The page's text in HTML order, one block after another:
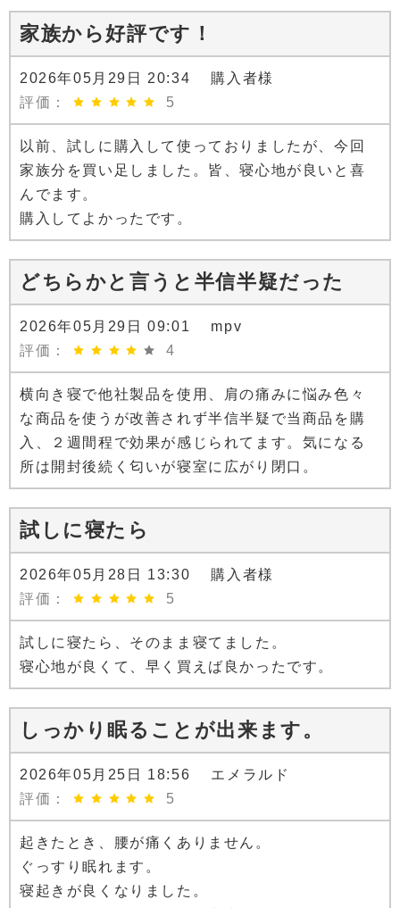
家族から好評です！
2026年05月29日 20:34 購入者様
評価：
5
以前、試しに購入して使っておりましたが、今回
家族分を買い足しました。皆、寝心地が良いと喜
んでます。
購入してよかったです。
どちらかと言うと半信半疑だった
2026年05月29日 09:01 mpv
評価：
4
横向き寝で他社製品を使用、肩の痛みに悩み色々
な商品を使うが改善されず半信半疑で当商品を購
入、２週間程で効果が感じられてます。気になる
所は開封後続く匂いが寝室に広がり閉口。
試しに寝たら
2026年05月28日 13:30 購入者様
評価：
5
試しに寝たら、そのまま寝てました。
寝心地が良くて、早く買えば良かったです。
しっかり眠ることが出来ます。
2026年05月25日 18:56 エメラルド
評価：
5
起きたとき、腰が痛くありません。
ぐっすり眠れます。
寝起きが良くなりました。